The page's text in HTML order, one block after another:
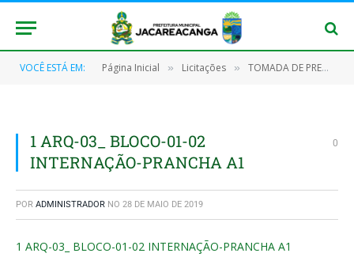
VOCÊ ESTÁ EM: Página Inicial » Licitações » TOMADA DE PREÇOS Nº 002/2019 (Reforma e Ampliação do Hospital Municipal de Jacareacanga/PA)
1 ARQ-03_ BLOCO-01-02
INTERNAÇÃO-PRANCHA A1
0
POR ADMINISTRADOR NO 28 DE MAIO DE 2019
1 ARQ-03_ BLOCO-01-02 INTERNAÇÃO-PRANCHA A1